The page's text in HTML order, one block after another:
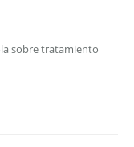
sobre tratamiento